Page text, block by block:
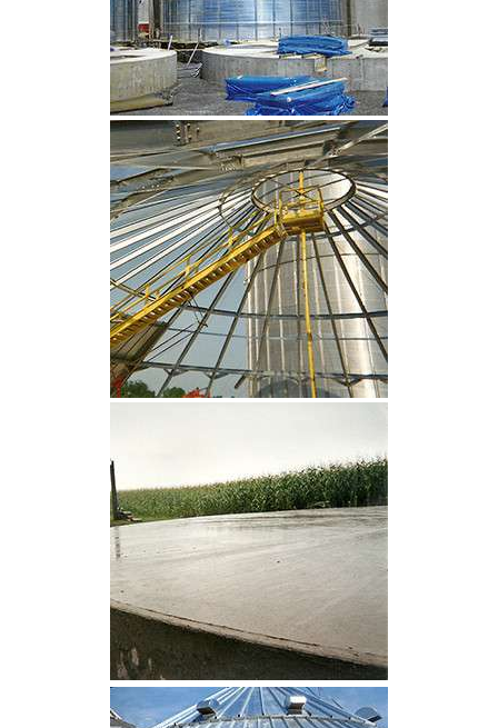
CLIQUEZ POUR AGRANDIR
CLIQUEZ POUR AGRANDIR
CLIQUEZ POUR AGRANDIR